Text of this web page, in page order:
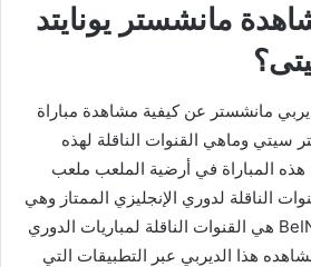
أين يمكنني مشاهدة ‎مانشستر يونايتد
مانشستر عن كيفية مشاهدة مباراة
سيتي وماهي القنوات الناقلة لهذه
هذه المباراة في أرضية الملعب ملعب
الناقلة لدوري الإنجليزي الممتاز وهي
مجموعة قنوات BeIN sports هي القنوات الناقلة لمباريات الدوري
هذا الديربي عبر التطبيقات التي